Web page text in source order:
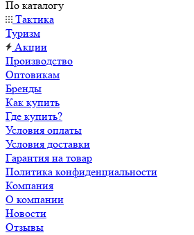
По каталогу
Тактика
Туризм
Акции
Производство
Оптовикам
Бренды
Как купить
Где купить?
Условия оплаты
Условия доставки
Гарантия на товар
Политика конфиденциальности
Компания
О компании
Новости
Отзывы